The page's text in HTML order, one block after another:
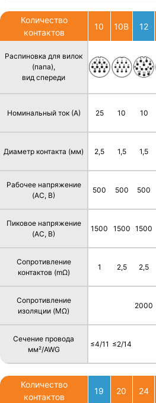
Количество
контактов
Распиновка для вилок
(папа),
вид спереди
Номинальный ток (А)
Диаметр контакта (мм)
Рабочее напряжение
(AC, В)
Пиковое напряжение
(AC, В)
Сопротивление
контактов (mΩ)
Сопротивление
изоляции (MΩ)
Сечение провода
мм²/AWG
10
25
2,5
500
1500
1
≤4/11
10B
10
1,5
500
1500
2,5
≤2/14
12
10
1,5
500
1500
2,5
2000
Количество
контактов
19 20 24